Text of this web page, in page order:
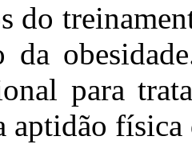
do
da
para
aptidão física